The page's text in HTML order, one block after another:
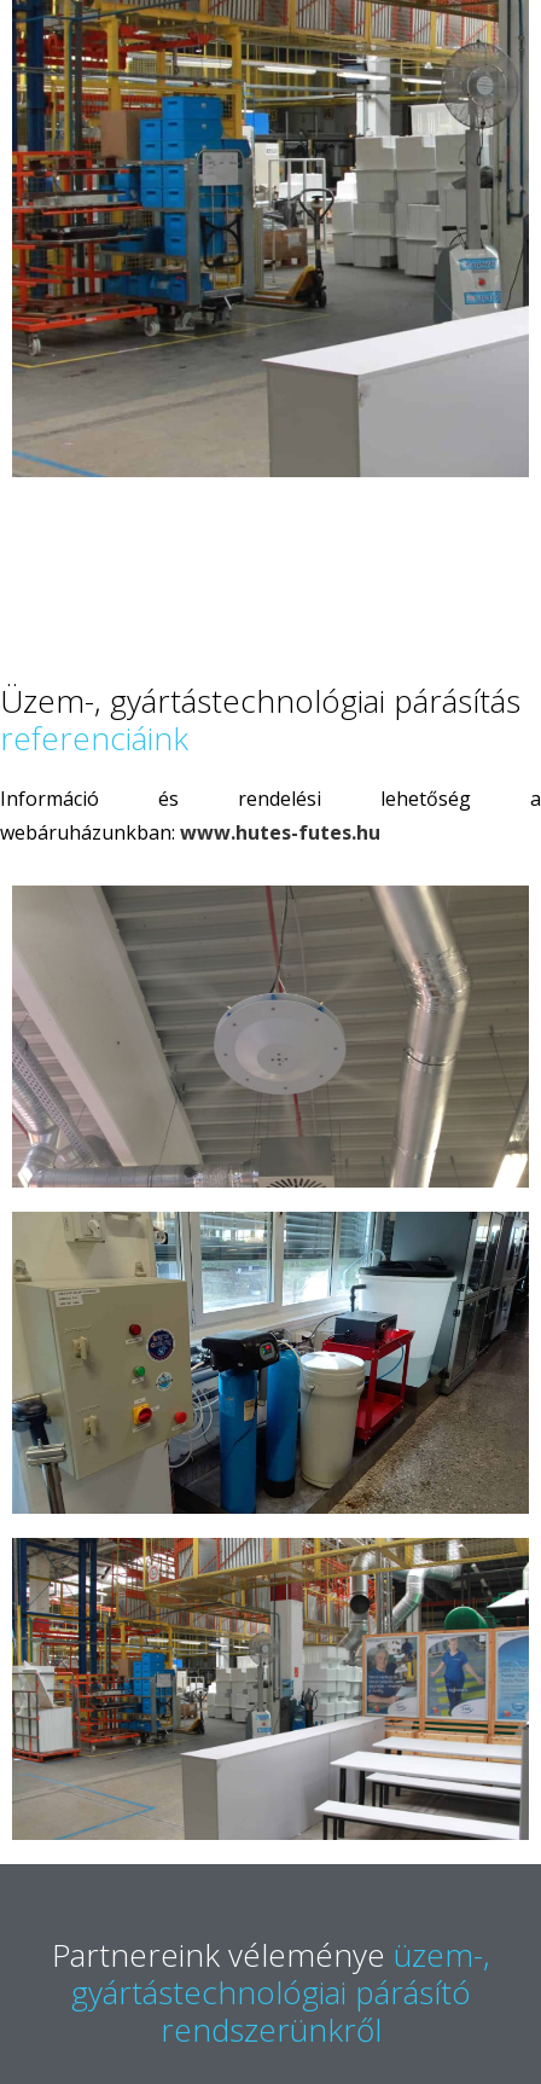
Üzem-, gyártástechnológiai párásítás
referenciáink
Információ és rendelési lehetőség a
webáruházunkban: www.hutes-futes.hu
Partnereink véleménye üzem-,
gyártástechnológiai párásító
rendszerünkről